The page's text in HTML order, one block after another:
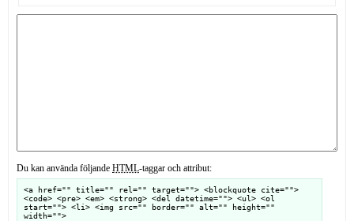
Du kan använda följande HTML-taggar och attribut:
<a href="" title="" rel="" target=""> <blockquote cite="">
<code> <pre> <em> <strong> <del datetime=""> <ul> <ol
start=""> <li> <img src="" border="" alt="" height=""
width="">